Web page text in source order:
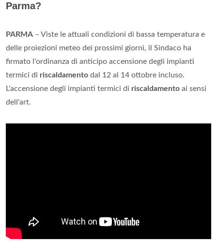
Parma?
PARMA – Viste le attuali condizioni di bassa temperatura e
delle proiezioni meteo dei prossimi giorni, il Sindaco ha
firmato l'ordinanza di anticipo accensione degli impianti
termici di riscaldamento dal 12 al 14 ottobre incluso.
L'accensione degli impianti termici di riscaldamento ai sensi
dell'art.